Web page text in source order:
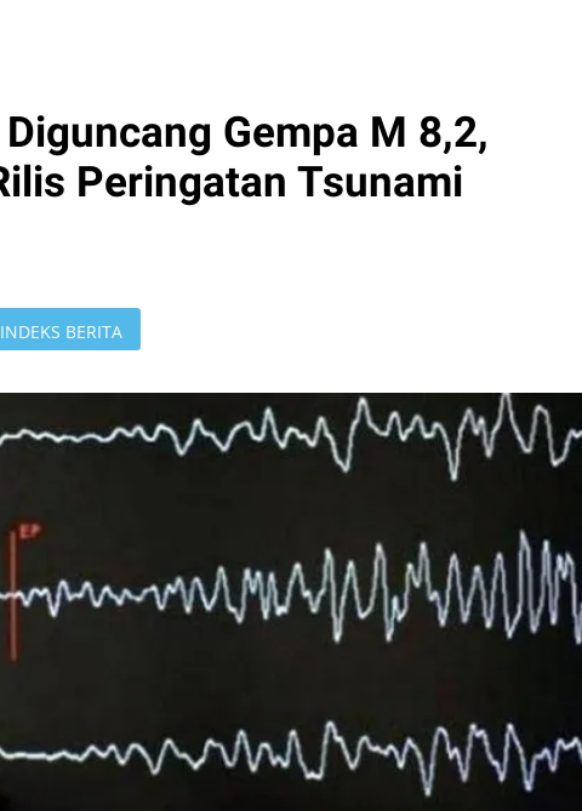
Gempa M 8,2,
Peringatan Tsunami
INDEKS BERITA